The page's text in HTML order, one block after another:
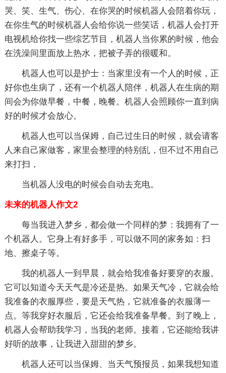
哭、笑、生气、伤心、在你哭的时候机器人会陪着你玩，
在你生气的时候机器人会给你说一些笑话，机器人会打开
电视机给你找一些综艺节目，机器人当你累的时候，他会
在洗澡间里面放上热水，把被子弄的很暖和。
机器人也可以是护士：当家里没有一个人的时候，正
好你也生病了，还有一个机器人陪伴，机器人在生病的期
间会为你做早餐，中餐，晚餐。机器人会照顾你一直到病
好的时候才会放心。
机器人也可以当保姆，自己过生日的时候，就会请客
人来自己家做客，家里会整理的特别乱，但不过不用自己
来打扫，
当机器人没电的时候会自动去充电。
未来的机器人作文2
每当我进入梦乡，都会做一个同样的梦：我拥有了一
个机器人。它身上有好多手，可以做不同的家务如：扫
地、擦桌子等。
我的机器人一到早晨，就会给我准备好要穿的衣服。
它可以知道今天天气是冷还是热。如果天气冷，它就会给
我准备的衣服厚些，要是天气热，它就准备的衣服薄一
点。等我穿好衣服后，它还会给我准备早餐。到了晚上，
机器人会帮助我学习，当我的老师。接着，它还能给我讲
好听的故事，让我进入甜甜的梦乡。
机器人还可以当保姆、当天气预报员，如果我想知道